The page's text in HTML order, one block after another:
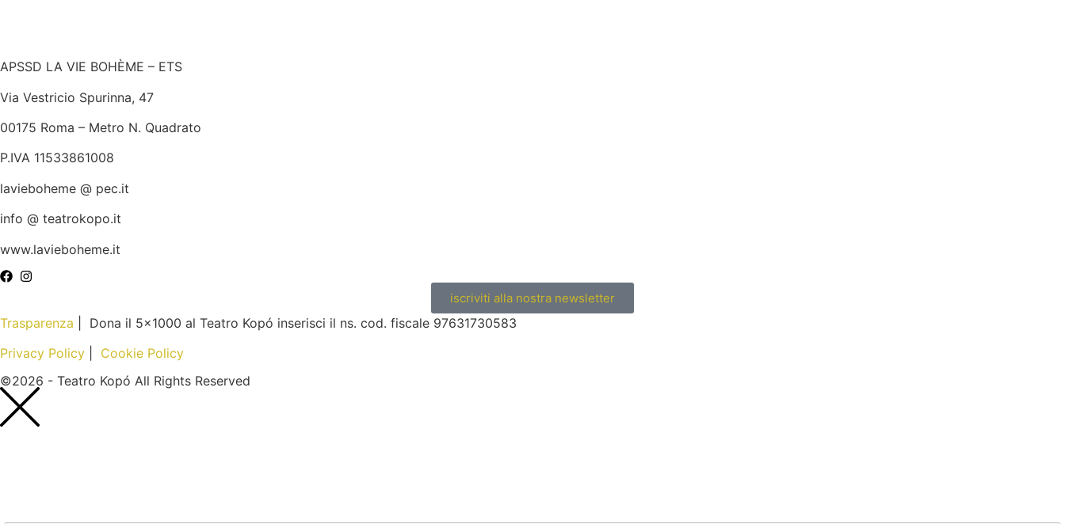
APSSD LA VIE BOHÈME – ETS
Via Vestricio Spurinna, 47
00175 Roma – Metro N. Quadrato
P.IVA 11533861008
lavieboheme @ pec.it
info @ teatrokopo.it
www.lavieboheme.it
iscriviti alla nostra newsletter
Trasparenza
| Dona il 5×1000 al Teatro Kopó inserisci il ns. cod. fiscale 97631730583
Privacy Policy
Cookie Policy
©2026 - Teatro Kopó All Rights Reserved